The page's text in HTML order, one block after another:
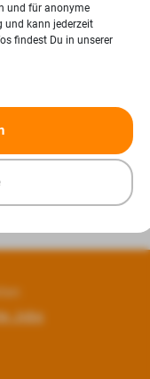
Jobs
und für anonyme
und kann jederzeit
findest Du in unserer